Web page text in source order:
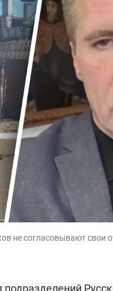
не согласовывают свои
подразделений